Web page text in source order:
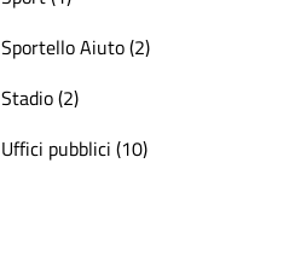
Sportello Aiuto (2)
Stadio (2)
Uffici pubblici (10)